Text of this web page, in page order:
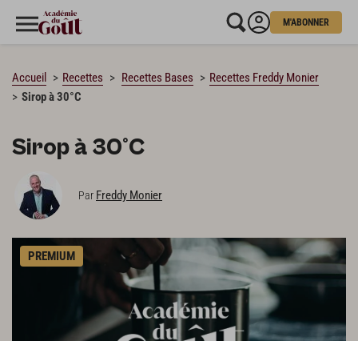
M'ABONNER
Accueil Recettes Recettes Bases
Recettes Freddy Monier
Sirop à 30°C
Sirop à 30°C
Par Freddy Monier
PREMIUM
CHARGEMENT…